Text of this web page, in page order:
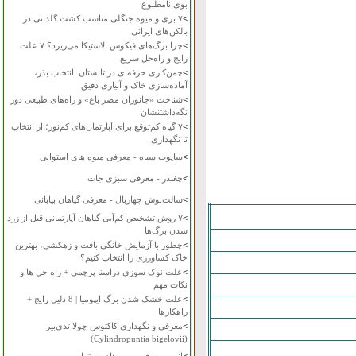
بوی نامطبوع
>
۷ بری و میوه جنگلی مناسب کشت گلدانی در
بالکن‌های ایرانی
>
چرا برگ‌های فیکوس الاستیکا می‌ریزد؟ ۷ علت
رایج و راه‌حل سریع
>چمن‌کاری حرفه‌ای در تابستان: انتخاب بذر،
آماده‌سازی خاک و آبیاری دقیق
>شناخت «جانوران مضر باغ» و راه‌های طبیعی دور
نگه‌داشتنشان
>
۷ گیاه کم‌توقع برای آپارتمان‌های کم‌نور؛ از انتخاب
تا نگهداری
>ساپوت سیاه - معرفی میوه های استوایی
>چغندر - معرفی سبزی جات
>سالت‌بوش چهاربال - معرفی گیاهان بیابانی
>
۷ روش تشخیص کم‌آبی گیاهان آپارتمانی قبل از زرد
شدن برگ‌ها
>چطور با آزمایش خانگی بافت و زهکشی، بهترین
خاک کشاورزی را انتخاب کنیم؟
>علت نوک سوزی دراسنا پرچمی + راه حل ها و
نکات مهم
>
علت خشک شدن برگ ایپومیا | 8 دلیل رایج +
راهکارها
>معرفی و نگهداری کاکتوس چولا تدی‌بیر
(Cylindropuntia bigelovii)